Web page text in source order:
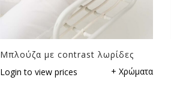
Μπλούζα με contrast λωρίδες
Login to view prices
+ Χρώματα